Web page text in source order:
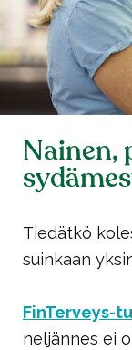
Nainen,
Tiedätkö
suinkaan
FinTerveys-
neljännes ei